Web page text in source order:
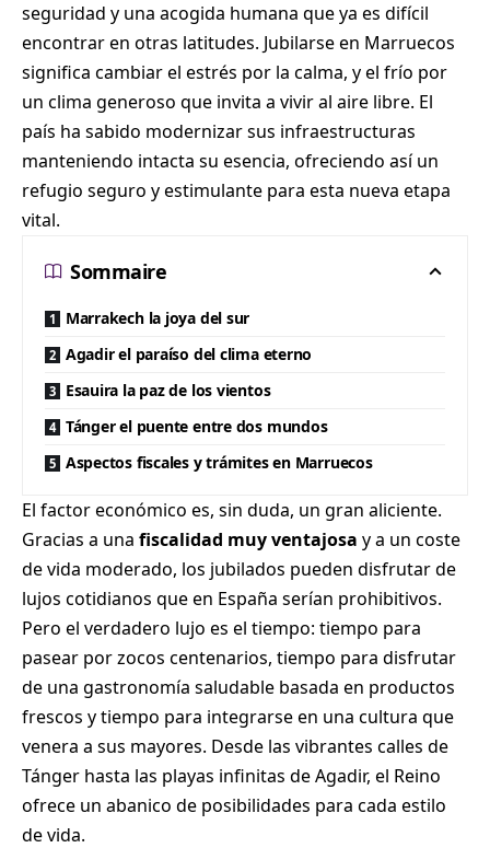
seguridad y una acogida humana que ya es difícil
encontrar en otras latitudes. Jubilarse en Marruecos
significa cambiar el estrés por la calma, y el frío por
un clima generoso que invita a vivir al aire libre. El
país ha sabido modernizar sus infraestructuras
manteniendo intacta su esencia, ofreciendo así un
refugio seguro y estimulante para esta nueva etapa
vital.
Sommaire
Marrakech la joya del sur
Agadir el paraíso del clima eterno
Esauira la paz de los vientos
Tánger el puente entre dos mundos
Aspectos fiscales y trámites en Marruecos
El factor económico es, sin duda, un gran aliciente.
Gracias a una fiscalidad muy ventajosa y a un coste
de vida moderado, los jubilados pueden disfrutar de
lujos cotidianos que en España serían prohibitivos.
Pero el verdadero lujo es el tiempo: tiempo para
pasear por zocos centenarios, tiempo para disfrutar
de una gastronomía saludable basada en productos
frescos y tiempo para integrarse en una cultura que
venera a sus mayores. Desde las vibrantes calles de
Tánger hasta las playas infinitas de Agadir, el Reino
ofrece un abanico de posibilidades para cada estilo
de vida.